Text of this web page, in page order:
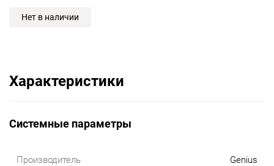
Нет в наличии
Характеристики
Системные параметры
Производитель Genius